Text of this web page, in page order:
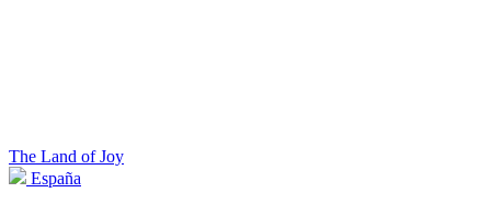
The Land of Joy
España